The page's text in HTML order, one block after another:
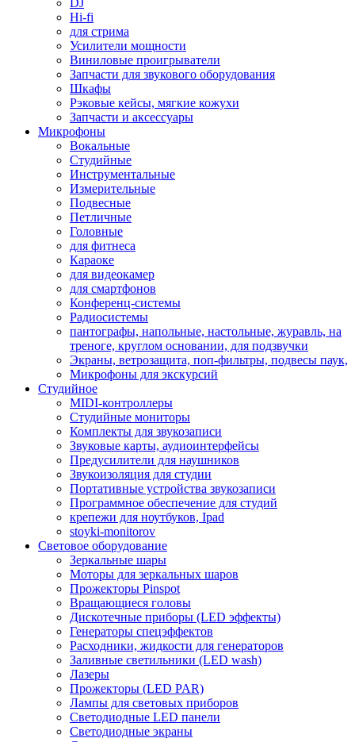
DJ
Hi-fi
для стрима
Усилители мощности
Виниловые проигрыватели
Запчасти для звукового оборудования
Шкафы
Рэковые кейсы, мягкие кожухи
Запчасти и аксессуары
Микрофоны
Вокальные
Студийные
Инструментальные
Измерительные
Подвесные
Петличные
Головные
для фитнеса
Караоке
для видеокамер
для смартфонов
Конференц-системы
Радиосистемы
пантографы, напольные, настольные, журавль, на
треноге, круглом основании, для подзвучки
Экраны, ветрозащита, поп-фильтры, подвесы паук,
Микрофоны для экскурсий
Студийное
MIDI-контроллеры
Студийные мониторы
Комплекты для звукозаписи
Звуковые карты, аудиоинтерфейсы
Предусилители для наушников
Звукоизоляция для студии
Портативные устройства звукозаписи
Программное обеспечение для студий
крепежи для ноутбуков, Ipad
stoyki-monitorov
Световое оборудование
Зеркальные шары
Моторы для зеркальных шаров
Прожекторы Pinspot
Вращающиеся головы
Дискотечные приборы (LED эффекты)
Генераторы спецэффектов
Расходники, жидкости для генераторов
Заливные светильники (LED wash)
Лазеры
Прожекторы (LED PAR)
Лампы для световых приборов
Светодиодные LED панели
Светодиодные экраны